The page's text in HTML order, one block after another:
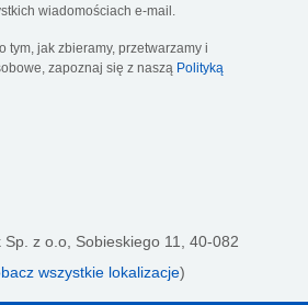
wiadomościach e-mail.
tym, jak zbieramy, przetwarzamy i
zapoznaj się z naszą Polityką
Sp. z o.o, Sobieskiego 11, 40-082
wszystkie lokalizacje)